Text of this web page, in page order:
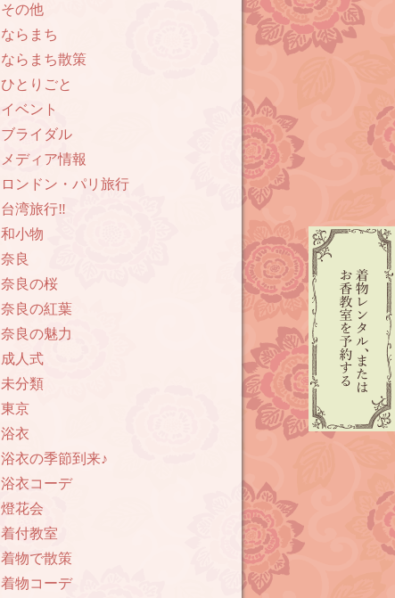
その他
ならまち
ならまち散策
ひとりごと
イベント
ブライダル
メディア情報
ロンドン・パリ旅行
台湾旅行‼︎
和小物
奈良
奈良の桜
奈良の紅葉
奈良の魅力
成人式
未分類
東京
浴衣
浴衣の季節到来♪
浴衣コーデ
燈花会
着付教室
着物で散策
着物コーデ